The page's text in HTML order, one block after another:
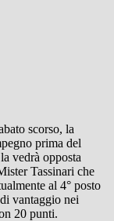
scorso, la
prima del
vedrà opposta
Tassinari che
al 4° posto
vantaggio nei
20 punti.